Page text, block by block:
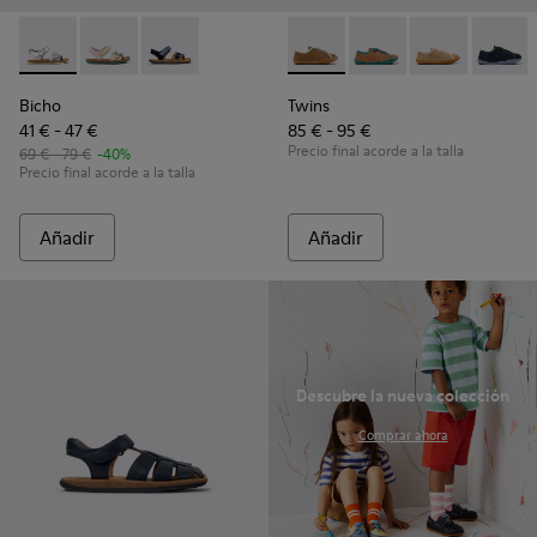
Bicho - K800672-004 - Sandalias de piel grises para niños.
Bicho - K800672-003 - Sandalias de nobuk y piel
Bicho - K800672-002
Bicho
41 € - 47 €
69 € - 79 € -40%
Precio final acorde a la talla
Añadir
Twins - K800663-007 -
Twins - K800663-004
Twins -Twins
Twins
85 € - 95 €
Precio final acorde a la talla
Añadir
Descubre la nueva colección
Comprar ahora